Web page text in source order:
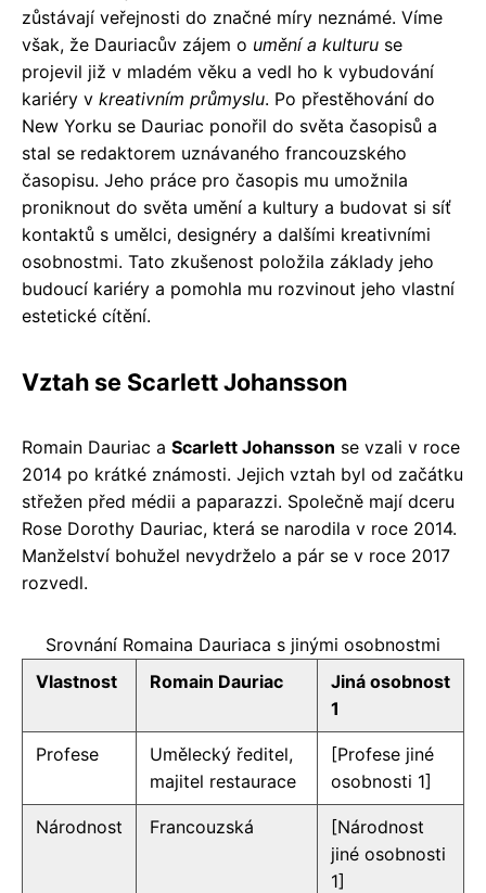
zůstávají veřejnosti do značné míry neznámé. Víme
však, že Dauriacův zájem o umění a kulturu se
projevil již v mladém věku a vedl ho k vybudování
kariéry v kreativním průmyslu. Po přestěhování do
New Yorku se Dauriac ponořil do světa časopisů a
stal se redaktorem uznávaného francouzského
časopisu. Jeho práce pro časopis mu umožnila
proniknout do světa umění a kultury a budovat si síť
kontaktů s umělci, designéry a dalšími kreativními
osobnostmi. Tato zkušenost položila základy jeho
budoucí kariéry a pomohla mu rozvinout jeho vlastní
estetické cítění.
Vztah se Scarlett Johansson
Romain Dauriac a Scarlett Johansson se vzali v roce
2014 po krátké známosti. Jejich vztah byl od začátku
střežen před médii a paparazzi. Společně mají dceru
Rose Dorothy Dauriac, která se narodila v roce 2014.
Manželství bohužel nevydrželo a pár se v roce 2017
rozvedl.
Srovnání Romaina Dauriaca s jinými osobnostmi
Vlastnost
Romain Dauriac
Jiná osobnost
1
Profese
Umělecký ředitel,
majitel restaurace
[Profese jiné
osobnosti 1]
Národnost Francouzská
[Národnost
jiné osobnosti
1]